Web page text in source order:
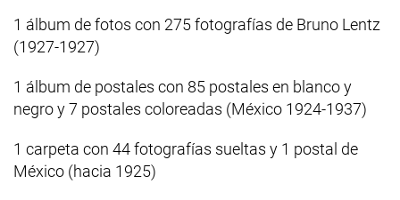
1 álbum de fotos con 275 fotografías de Bruno Lentz
(1927-1927)
1 álbum de postales con 85 postales en blanco y
negro y 7 postales coloreadas (México 1924-1937)
1 carpeta con 44 fotografías sueltas y 1 postal de
México (hacia 1925)